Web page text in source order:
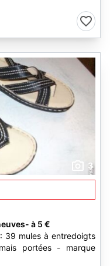
3
à 5 €
39 mules à entredoigts
portées - marque